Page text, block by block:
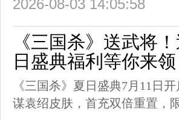
2026-08-03 14:05:58
《三国杀》送武将
日盛典福利等你来领
《三国杀》夏日盛典7月11日
谋袁绍皮肤，首充双倍重置，